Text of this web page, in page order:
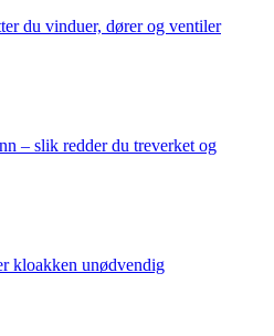
du vinduer, dører og ventiler
– slik redder du treverket og
kloakken unødvendig